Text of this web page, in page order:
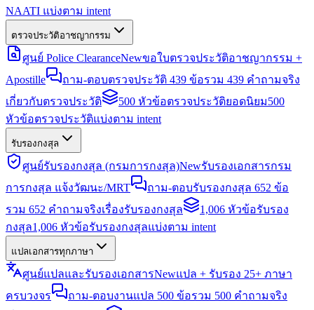
NAATI แบ่งตาม intent
ตรวจประวัติอาชญากรรม
ศูนย์ Police ClearanceNewขอใบตรวจประวัติอาชญากรรม +
Apostille
ถาม-ตอบตรวจประวัติ 439 ข้อรวม 439 คำถามจริง
เกี่ยวกับตรวจประวัติ
500 หัวข้อตรวจประวัติยอดนิยม500
หัวข้อตรวจประวัติแบ่งตาม intent
รับรองกงสุล
ศูนย์รับรองกงสุล (กรมการกงสุล)Newรับรองเอกสารกรม
การกงสุล แจ้งวัฒนะ/MRT
ถาม-ตอบรับรองกงสุล 652 ข้อ
รวม 652 คำถามจริงเรื่องรับรองกงสุล
1,006 หัวข้อรับรอง
กงสุล1,006 หัวข้อรับรองกงสุลแบ่งตาม intent
แปลเอกสารทุกภาษา
ศูนย์แปลและรับรองเอกสารNewแปล + รับรอง 25+ ภาษา
ครบวงจร
ถาม-ตอบงานแปล 500 ข้อรวม 500 คำถามจริง